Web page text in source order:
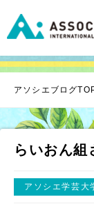
アソシエブログ
らいおん組
アソシエ学芸大